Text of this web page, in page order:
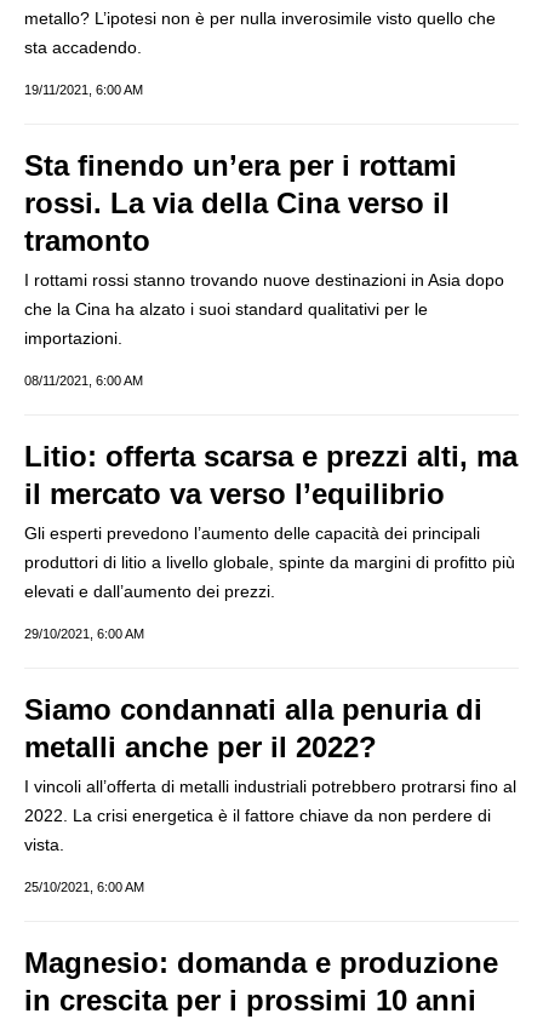
metallo? L’ipotesi non è per nulla inverosimile visto quello che
sta accadendo.
19/11/2021, 6:00 AM
Sta finendo un’era per i rottami
rossi. La via della Cina verso il
tramonto
I rottami rossi stanno trovando nuove destinazioni in Asia dopo
che la Cina ha alzato i suoi standard qualitativi per le
importazioni.
08/11/2021, 6:00 AM
Litio: offerta scarsa e prezzi alti, ma
il mercato va verso l’equilibrio
Gli esperti prevedono l’aumento delle capacità dei principali
produttori di litio a livello globale, spinte da margini di profitto più
elevati e dall’aumento dei prezzi.
29/10/2021, 6:00 AM
Siamo condannati alla penuria di
metalli anche per il 2022?
I vincoli all’offerta di metalli industriali potrebbero protrarsi fino al
2022. La crisi energetica è il fattore chiave da non perdere di
vista.
25/10/2021, 6:00 AM
Magnesio: domanda e produzione
in crescita per i prossimi 10 anni